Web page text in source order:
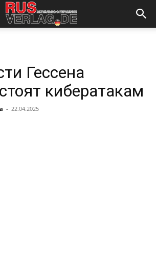
Гессена
кибератакам
- 22.04.2025